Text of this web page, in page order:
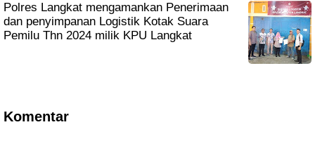
Polres Langkat mengamankan Penerimaan
dan penyimpanan Logistik Kotak Suara
Pemilu Thn 2024 milik KPU Langkat
Komentar